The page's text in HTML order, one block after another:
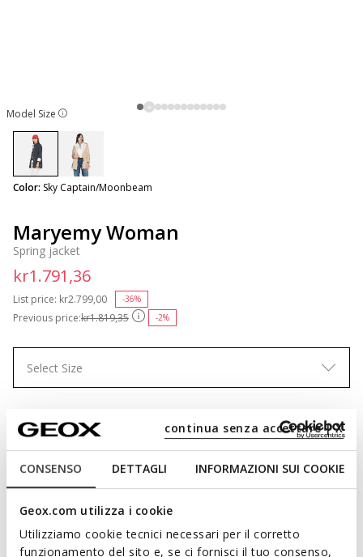
CONSENSO DETTAGLI INFORMAZIONI SUI COOKIE
Geox.com utilizza i cookie
Utilizziamo cookie tecnici necessari per il corretto
funzionamento del sito e, se ci fornisci il tuo consenso,
continua senza accettare | X
Model Size
Maryemy Woman
Spring jacket
Previous price:kr1.819,35 -2%
List price: Price reduced from
kr2.799,00 -36%
kr1.791,36
Color: Sky Captain/Moonbeam
selected
Select Size
ADD TO CART
Free standard delivery
Free returns
within 30 days of the delivery date